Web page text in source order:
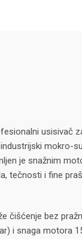
usisivač
je snažnim
tečnosti i fine
čišćenje bez
i snaga motora